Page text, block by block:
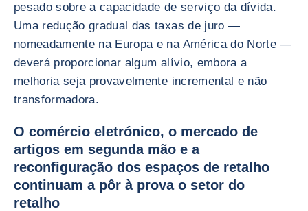
pesado sobre a capacidade de serviço da dívida.
Uma redução gradual das taxas de juro —
nomeadamente na Europa e na América do Norte —
deverá proporcionar algum alívio, embora a
melhoria seja provavelmente incremental e não
transformadora.
O comércio eletrónico, o mercado de
artigos em segunda mão e a
reconfiguração dos espaços de retalho
continuam a pôr à prova o setor do
retalho